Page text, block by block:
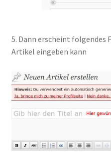
5. Dann erscheint folgendes
Artikel eingeben kann